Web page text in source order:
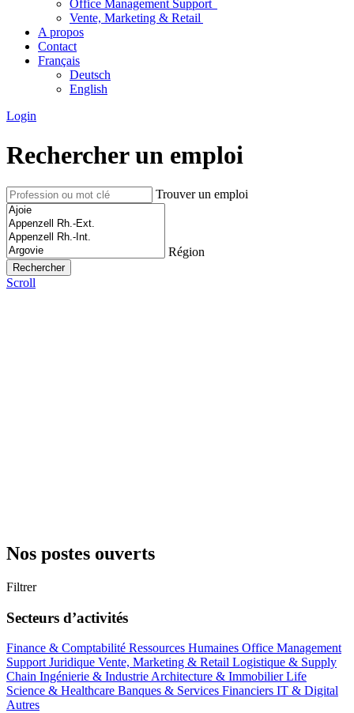
Office Management Support
Vente, Marketing & Retail
A propos
Contact
Français
Deutsch
English
Login
Rechercher un emploi
Trouver un emploi
Région
Scroll
Nos postes ouverts
Filtrer
Secteurs d’activités
Finance & Comptabilité Ressources Humaines Office Management
SupportJuridique Vente, Marketing & Retail Logistique & Supply
Chain Ingénierie & IndustrieArchitecture & ImmobilierLife
Science & Healthcare Banques & Services Financiers IT & Digital
Autres